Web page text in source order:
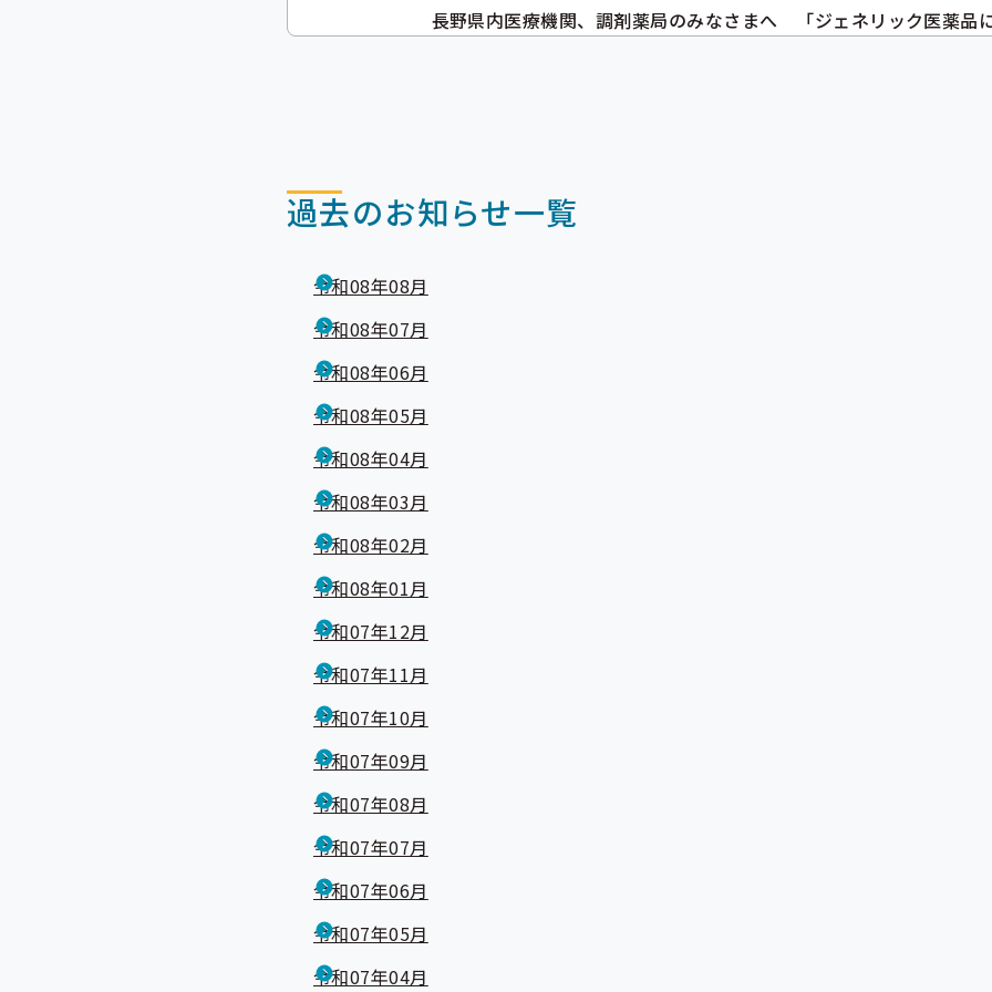
長野県内医療機関、調剤薬局のみなさまへ 「ジェネリック医薬品
過去のお知らせ一覧
令和08年08月
令和08年07月
令和08年06月
令和08年05月
令和08年04月
令和08年03月
令和08年02月
令和08年01月
令和07年12月
令和07年11月
令和07年10月
令和07年09月
令和07年08月
令和07年07月
令和07年06月
令和07年05月
令和07年04月